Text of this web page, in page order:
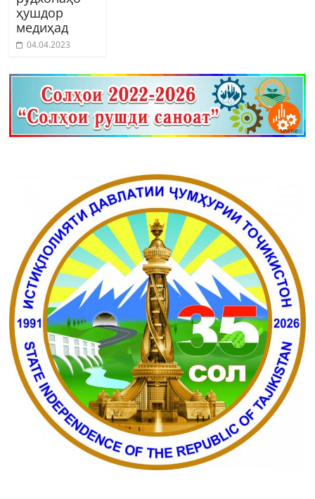
ҳушдор
медиҳад
04.04.2023